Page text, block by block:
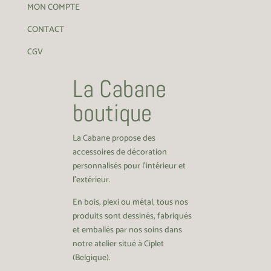
MON COMPTE
CONTACT
CGV
La Cabane
boutique
La Cabane propose des
accessoires de décoration
personnalisés pour l’intérieur et
l’extérieur.
En bois, plexi ou métal, tous nos
produits sont dessinés, fabriqués
et emballés par nos soins dans
notre atelier situé à Ciplet
(Belgique).